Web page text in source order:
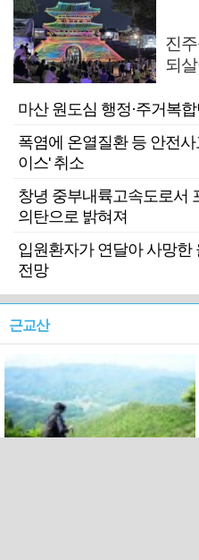
진
되
마산 원도심 행정·주거복
폭염에 온열질환 등 안전
이스' 취소
창녕 중부내륙고속도로서
의탄으로 밝혀져
입원환자가 연달아 사망한
전망
근교산